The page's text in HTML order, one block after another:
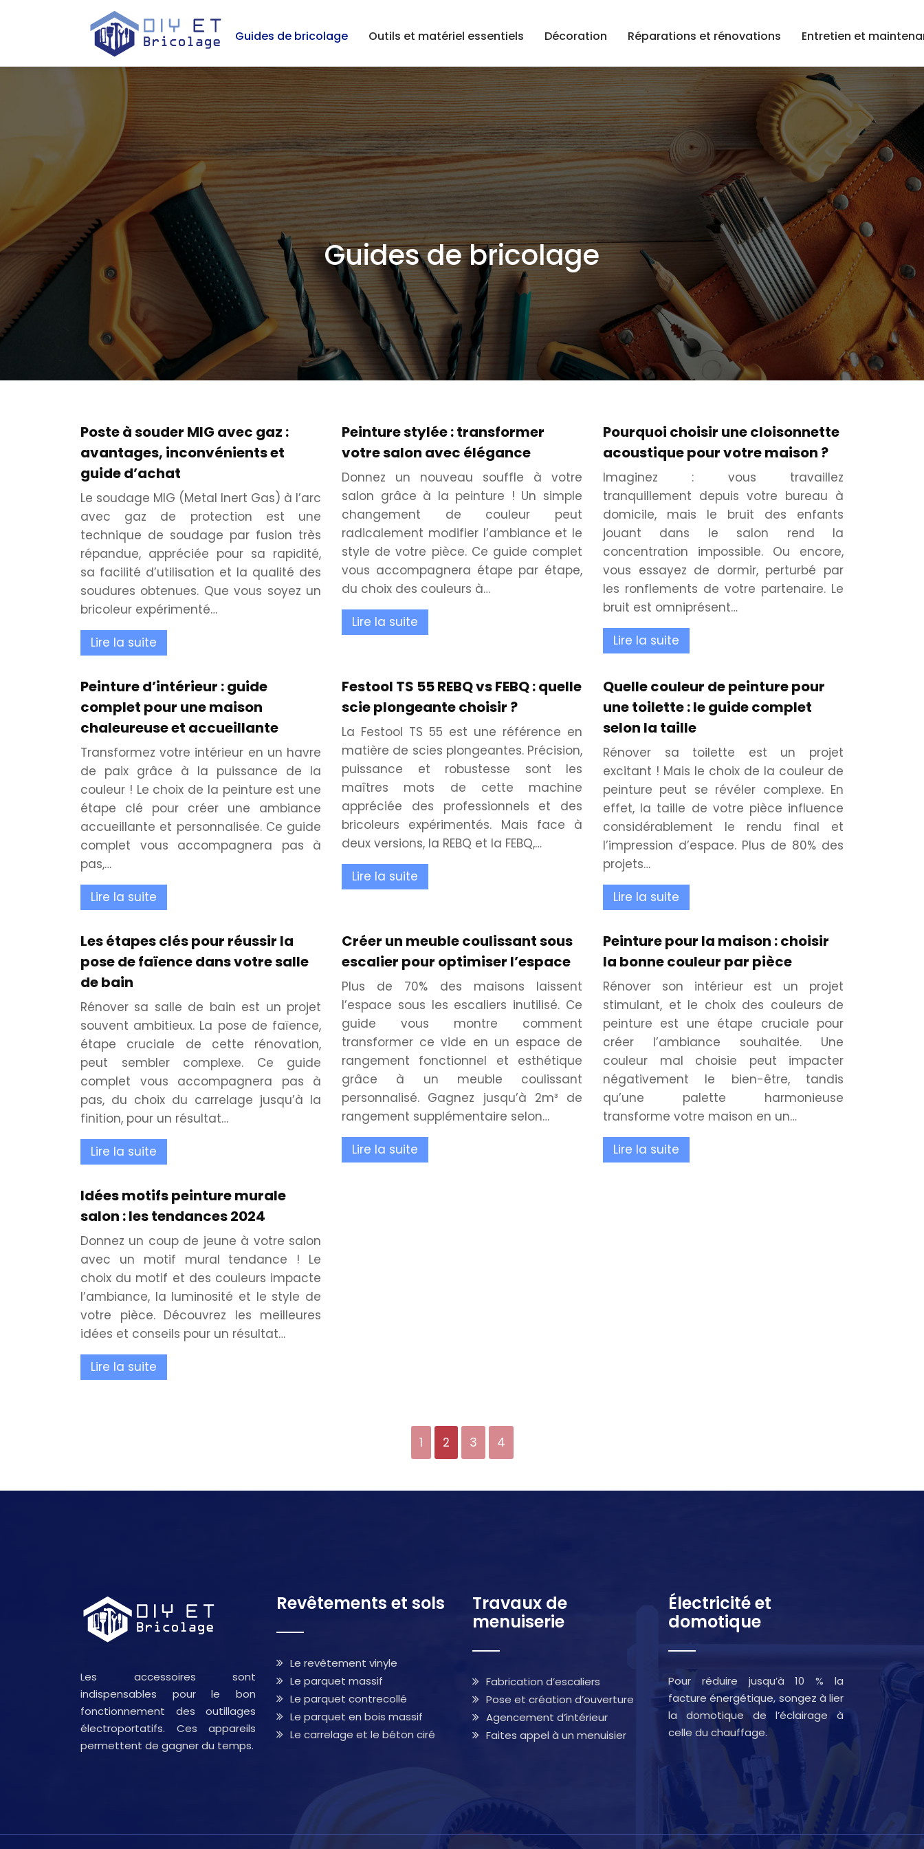
Guides de bricolage Outils et matériel essentiels Décoration Réparations et rénovations Entretien et
Guides de bricolage
Poste à souder MIG avec gaz :
avantages, inconvénients et
guide d’achat
Le soudage MIG (Metal Inert Gas) à l’arc
avec gaz de protection est une
technique de soudage par fusion très
répandue, appréciée pour sa rapidité,
sa facilité d’utilisation et la qualité des
soudures obtenues. Que vous soyez un
bricoleur expérimenté…
Lire la suite
Peinture stylée : transformer
votre salon avec élégance
Donnez un nouveau souffle à votre
salon grâce à la peinture ! Un simple
changement de couleur peut
radicalement modifier l’ambiance et le
style de votre pièce. Ce guide complet
vous accompagnera étape par étape,
du choix des couleurs à…
Lire la suite
Pourquoi choisir une cloisonnette
acoustique pour votre maison ?
Imaginez : vous travaillez
tranquillement depuis votre bureau à
domicile, mais le bruit des enfants
jouant dans le salon rend la
concentration impossible. Ou encore,
vous essayez de dormir, perturbé par
les ronflements de votre partenaire. Le
bruit est omniprésent…
Lire la suite
Peinture d’intérieur : guide
complet pour une maison
chaleureuse et accueillante
Transformez votre intérieur en un havre
de paix grâce à la puissance de la
couleur ! Le choix de la peinture est une
étape clé pour créer une ambiance
accueillante et personnalisée. Ce guide
complet vous accompagnera pas à
pas,…
Lire la suite
Festool TS 55 REBQ vs FEBQ : quelle
scie plongeante choisir ?
La Festool TS 55 est une référence en
matière de scies plongeantes. Précision,
puissance et robustesse sont les
maîtres mots de cette machine
appréciée des professionnels et des
bricoleurs expérimentés. Mais face à
deux versions, la REBQ et la FEBQ,…
Lire la suite
Quelle couleur de peinture pour
une toilette : le guide complet
selon la taille
Rénover sa toilette est un projet
excitant ! Mais le choix de la couleur de
peinture peut se révéler complexe. En
effet, la taille de votre pièce influence
considérablement le rendu final et
l’impression d’espace. Plus de 80% des
projets…
Lire la suite
Les étapes clés pour réussir la
pose de faïence dans votre salle
de bain
Rénover sa salle de bain est un projet
souvent ambitieux. La pose de faïence,
étape cruciale de cette rénovation,
peut sembler complexe. Ce guide
complet vous accompagnera pas à
pas, du choix du carrelage jusqu’à la
finition, pour un résultat…
Lire la suite
Créer un meuble coulissant sous
escalier pour optimiser l’espace
Plus de 70% des maisons laissent
l’espace sous les escaliers inutilisé. Ce
guide vous montre comment
transformer ce vide en un espace de
rangement fonctionnel et esthétique
grâce à un meuble coulissant
personnalisé. Gagnez jusqu’à 2m³ de
rangement supplémentaire selon…
Lire la suite
Peinture pour la maison : choisir
la bonne couleur par pièce
Rénover son intérieur est un projet
stimulant, et le choix des couleurs de
peinture est une étape cruciale pour
créer l’ambiance souhaitée. Une
couleur mal choisie peut impacter
négativement le bien-être, tandis
qu’une palette harmonieuse
transforme votre maison en un…
Lire la suite
Idées motifs peinture murale
salon : les tendances 2024
Donnez un coup de jeune à votre salon
avec un motif mural tendance ! Le
choix du motif et des couleurs impacte
l’ambiance, la luminosité et le style de
votre pièce. Découvrez les meilleures
idées et conseils pour un résultat…
Lire la suite
1 2 3 4
Les accessoires sont
indispensables pour le bon
fonctionnement des outillages
électroportatifs. Ces appareils
permettent de gagner du temps.
Revêtements et sols
Le revêtement vinyle
Le parquet massif
Le parquet contrecollé
Le parquet en bois massif
Le carrelage et le béton ciré
Travaux de
menuiserie
Fabrication d’escaliers
Pose et création d’ouverture
Agencement d’intérieur
Faites appel à un menuisier
Électricité et
domotique
Pour réduire jusqu’à 10 % la
facture énergétique, songez à lier
la domotique de l’éclairage à
celle du chauffage.